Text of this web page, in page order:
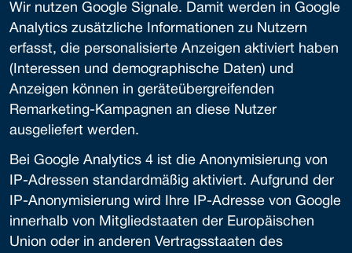
Wir nutzen Google Signale. Damit werden in Google
Analytics zusätzliche Informationen zu Nutzern
erfasst, die personalisierte Anzeigen aktiviert haben
(Interessen und demographische Daten) und
Anzeigen können in geräteübergreifenden
Remarketing-Kampagnen an diese Nutzer
ausgeliefert werden.
Bei Google Analytics 4 ist die Anonymisierung von
IP-Adressen standardmäßig aktiviert. Aufgrund der
IP-Anonymisierung wird Ihre IP-Adresse von Google
innerhalb von Mitgliedstaaten der Europäischen
Union oder in anderen Vertragsstaaten des